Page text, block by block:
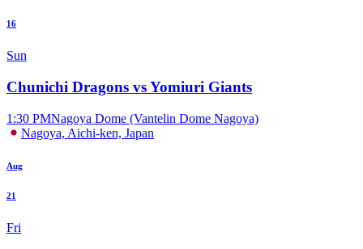
16
Sun
Chunichi Dragons vs Yomiuri Giants
1:30 PMNagoya Dome (Vantelin Dome Nagoya)
Nagoya, Aichi-ken, Japan
Aug
21
Fri